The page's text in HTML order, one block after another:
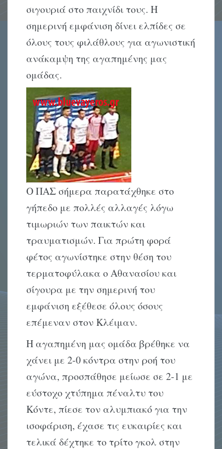
σιγουριά στο παιχνίδι τους. Η
σημερινή εμφάνιση δίνει ελπίδες σε
όλους τους φιλάθλους για αγωνιστική
ανάκαμψη της αγαπημένης μας
ομάδας.
Ο ΠΑΣ σήμερα παρατάχθηκε στο
γήπεδο με πολλές αλλαγές λόγω
τιμωριών των παικτών και
τραυματισμών. Για πρώτη φορά
φέτος αγωνίστηκε στην θέση του
τερματοφύλακα ο Αθανασίου και
σίγουρα με την σημερινή του
εμφάνιση εξέθεσε όλους όσους
επέμεναν στον Κλέιμαν.
Η αγαπημένη μας ομάδα βρέθηκε να
χάνει με 2-0 κόντρα στην ροή του
αγώνα, προσπάθησε μείωσε σε 2-1 με
εύστοχο χτύπημα πέναλτυ του
Κόντε, πίεσε τον αλυμπιακό για την
ισοφάριση, έχασε τις ευκαιρίες και
τελικά δέχτηκε το τρίτο γκολ στην